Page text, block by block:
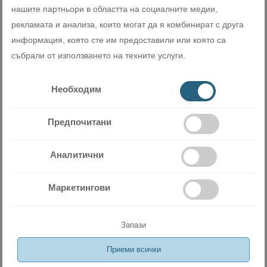
Изключително тих
изключително ниски нива на шум: 19 dB при работа в
безшумен режим. Те са незаменими алтернативи за
ползотворна почивка и качествен сън. Серията използва нова
оптимизира въздушния поток и осигурява по-висока
енергийна ефективност при ниски нива на шум за
Miramax Clima- Магазин за
нашите партньори в областта на социалните медии,
рекламата и анализа, които могат да я комбинират с друга
информация, която сте им предоставили или която са
събрали от използването на техните услуги.
Необходим
Предпочитани
Аналитични
Маркетингови
Запази
Приеми всички